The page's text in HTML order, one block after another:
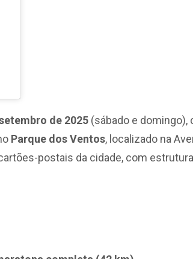
de 2025 (sábado e domingo),
Parque dos Ventos, localizado na
postais da cidade, com